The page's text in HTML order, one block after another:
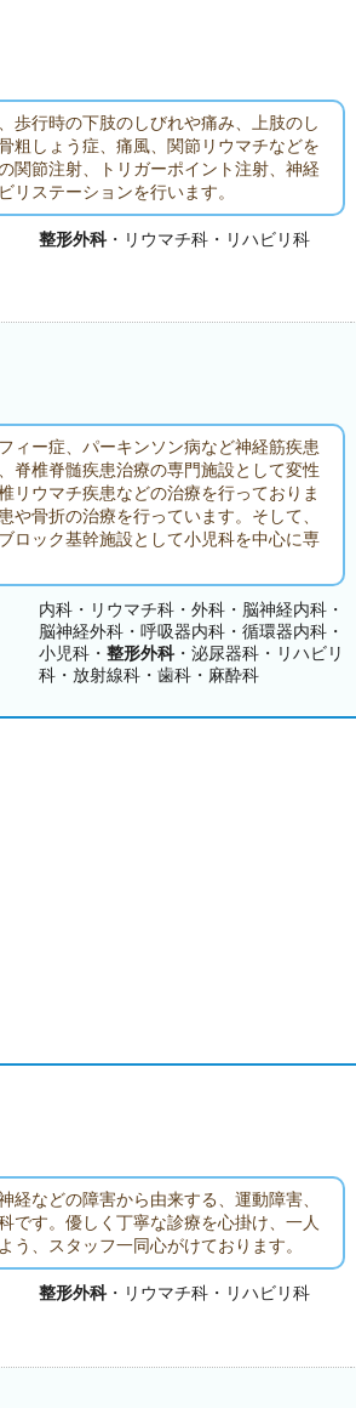
歩行時の下肢のしびれや痛み、上肢のし
粗しょう症、痛風、関節リウマチなどを
関節注射、トリガーポイント注射、神経
リステーションを行います。
整形外科・リウマチ科・リハビリ科
ィー症、パーキンソン病など神経筋疾患
脊椎脊髄疾患治療の専門施設として変性
リウマチ疾患などの治療を行っておりま
骨折の治療を行っています。そして、
ロック基幹施設として小児科を中心に専
内科・リウマチ科・外科・脳神経内科・
脳神経外科・呼吸器内科・循環器内科・
小児科・整形外科・泌尿器科・リハビリ
科・放射線科・歯科・麻酔科
などの障害から由来する、運動障害、
です。優しく丁寧な診療を心掛け、一人
う、スタッフ一同心がけております。
整形外科・リウマチ科・リハビリ科